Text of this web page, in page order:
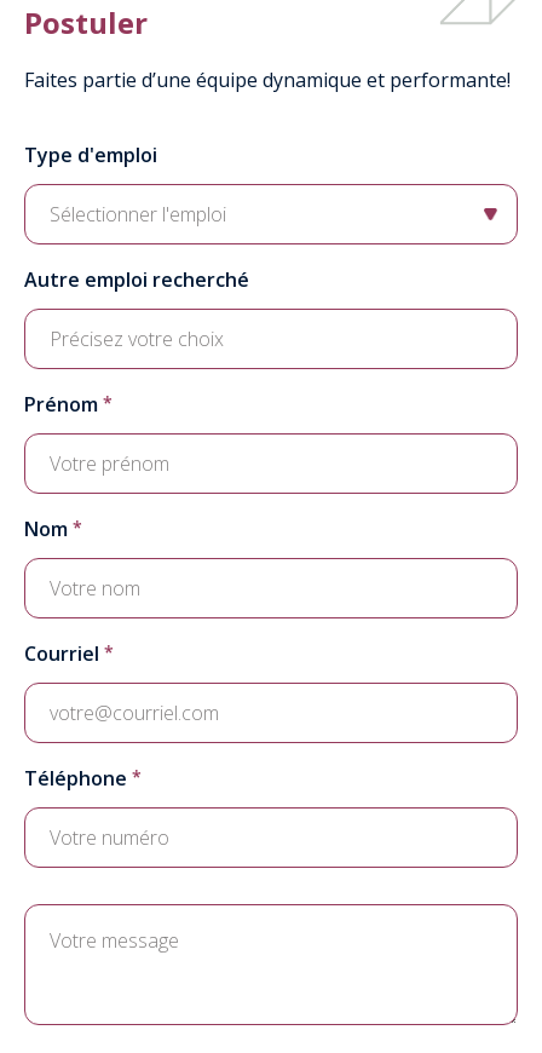
Postuler
Faites partie d’une équipe dynamique et performante!
Type d'emploi
Sélectionner l'emploi
Autre emploi recherché
Prénom
Nom
Courriel
Téléphone